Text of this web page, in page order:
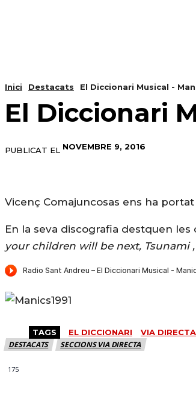
Inici Destacats El Diccionari Musical -
El Diccionari
PUBLICAT EL NOVEMBRE 9, 2016
Vicenç Comajuncosas ens ha
En la seva discografia destquen les
your children will be next, Tsunami
TAGS EL DICCIONARI VIA DIRECTA
DESTACATS SECCIONS VIA DIRECTA
175